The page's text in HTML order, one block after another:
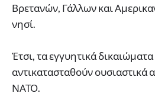
Βρετανών, Γάλλων και
νησί.
Έτσι, τα εγγυητικά
αντικατασταθούν ουσιαστικά
ΝΑΤΟ.